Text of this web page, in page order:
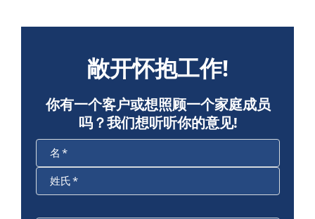
敞开怀抱工作!
你有一个客户或想照顾一个家庭成员
吗？我们想听听你的意见!
名 *
姓氏 *